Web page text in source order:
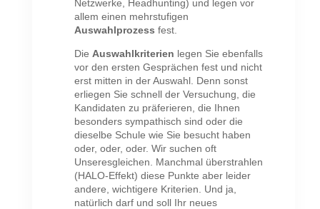
Netzwerke, Headhunting) und legen vor
allem einen mehrstufigen
Auswahlprozess fest.
Die Auswahlkriterien legen Sie ebenfalls
vor den ersten Gesprächen fest und nicht
erst mitten in der Auswahl. Denn sonst
erliegen Sie schnell der Versuchung, die
Kandidaten zu präferieren, die Ihnen
besonders sympathisch sind oder die
dieselbe Schule wie Sie besucht haben
oder, oder, oder. Wir suchen oft
Unseresgleichen. Manchmal überstrahlen
(HALO-Effekt) diese Punkte aber leider
andere, wichtigere Kriterien. Und ja,
natürlich darf und soll Ihr neues